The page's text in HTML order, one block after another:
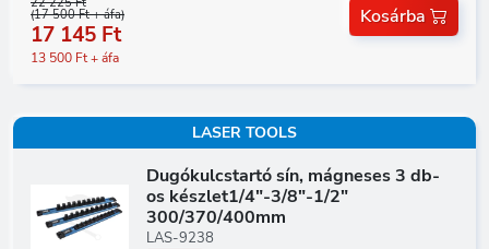
(17 500 Ft + áfa)
17 145 Ft
13 500 Ft + áfa
Kosárba
LASER TOOLS
Dugókulcstartó sín, mágneses 3 db-
os készlet1/4"-3/8"-1/2"
300/370/400mm
LAS-9238